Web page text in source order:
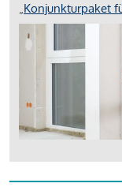
„Konjunkturpaket